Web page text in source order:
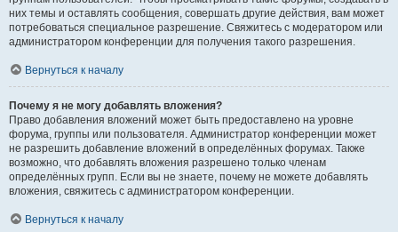
них темы и оставлять сообщения, совершать другие действия, вам может
потребоваться специальное разрешение. Свяжитесь с модератором или
администратором конференции для получения такого разрешения.
Вернуться к началу
Почему я не могу добавлять вложения?
Право добавления вложений может быть предоставлено на уровне
форума, группы или пользователя. Администратор конференции может
не разрешить добавление вложений в определённых форумах. Также
возможно, что добавлять вложения разрешено только членам
определённых групп. Если вы не знаете, почему не можете добавлять
вложения, свяжитесь с администратором конференции.
Вернуться к началу